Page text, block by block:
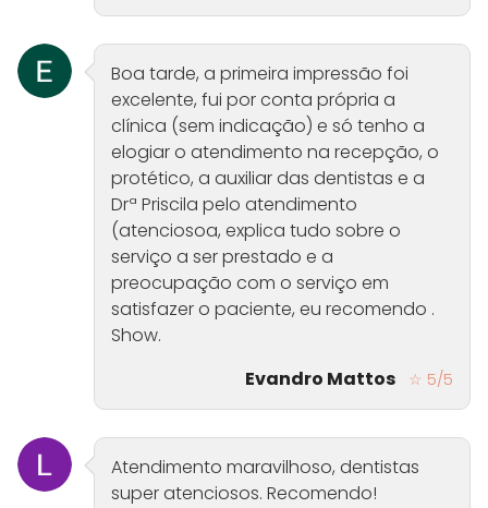
Boa tarde, a primeira impressão foi
excelente, fui por conta própria a
clínica (sem indicação) e só tenho a
elogiar o atendimento na recepção, o
protético, a auxiliar das dentistas e a
Drª Priscila pelo atendimento
(atenciosoa, explica tudo sobre o
serviço a ser prestado e a
preocupação com o serviço em
satisfazer o paciente, eu recomendo .
Show.
Evandro Mattos
☆ 5/5
Atendimento maravilhoso, dentistas
super atenciosos. Recomendo!